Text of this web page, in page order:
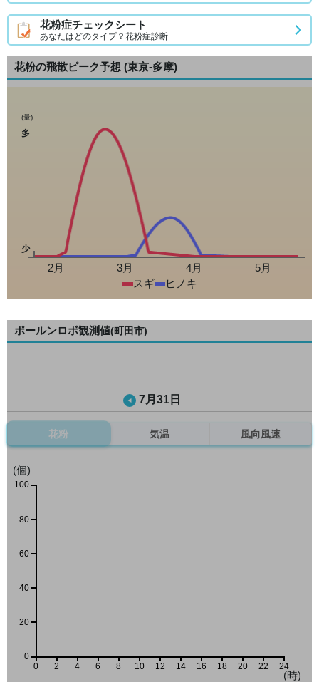
花粉症チェックシート
あなたはどのタイプ？花粉症診断
花粉の飛散ピーク予想 (東京-多摩)
(量)
多
少
2月 3月 4月
5月
スギ
ヒノキ
ポールンロボ観測値(町田市)
7月31日
花粉 気温 風向風速
0 2 4 6 8 10 12 14 16 18 20 22 24
(個)
(時)
0
20
40
60
80
100